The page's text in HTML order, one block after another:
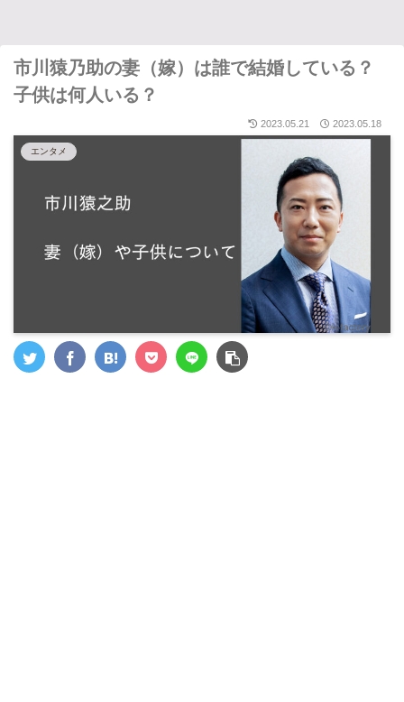
市川猿乃助の妻（嫁）は誰で結婚している？
子供は何人いる？
2023.05.21 2023.05.18
エンタメ